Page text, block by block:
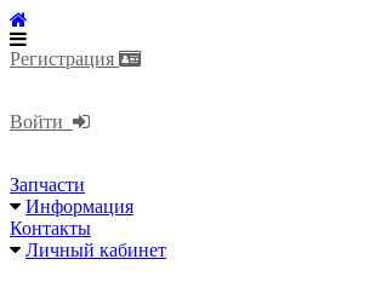
Регистрация
Войти
Запчасти
Информация
Контакты
Личный кабинет